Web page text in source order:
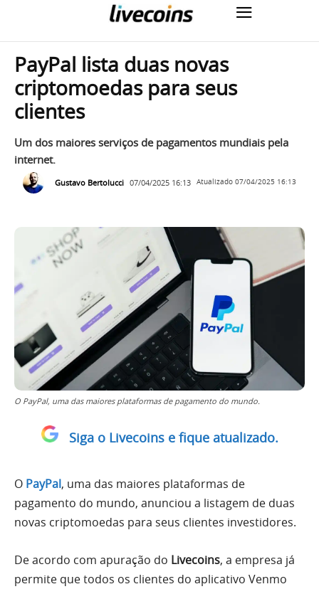
PayPal lista duas novas
criptomoedas para seus
clientes
Um dos maiores serviços de pagamentos mundiais pela
internet.
Gustavo Bertolucci 07/04/2025 16:13 Atualizado 07/04/2025 16:13
O PayPal, uma das maiores plataformas de pagamento do mundo.
Siga o Livecoins e fique atualizado.
O PayPal, uma das maiores plataformas de
pagamento do mundo, anunciou a listagem de duas
novas criptomoedas para seus clientes investidores.
De acordo com apuração do Livecoins, a empresa já
permite que todos os clientes do aplicativo Venmo